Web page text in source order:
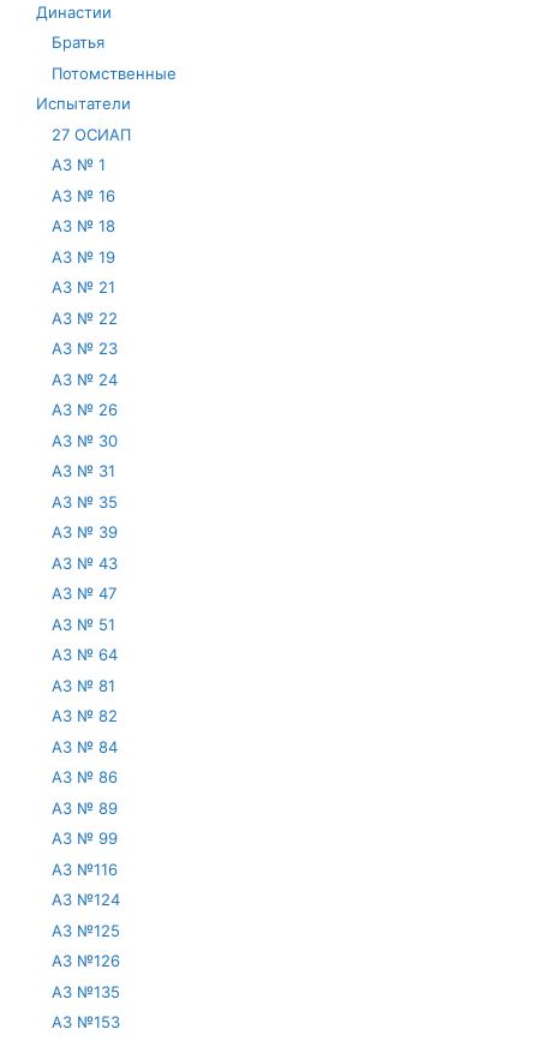
Династии
Братья
Потомственные
Испытатели
27 ОСИАП
АЗ № 1
АЗ № 16
АЗ № 18
АЗ № 19
АЗ № 21
АЗ № 22
АЗ № 23
АЗ № 24
АЗ № 26
АЗ № 30
АЗ № 31
АЗ № 35
АЗ № 39
АЗ № 43
АЗ № 47
АЗ № 51
АЗ № 64
АЗ № 81
АЗ № 82
АЗ № 84
АЗ № 86
АЗ № 89
АЗ № 99
АЗ №116
АЗ №124
АЗ №125
АЗ №126
АЗ №135
АЗ №153